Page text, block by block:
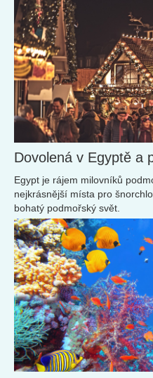
Dovolená v Egyptě a
Egypt je rájem milovníků
nejkrásnější místa pro
bohatý podmořský svět.